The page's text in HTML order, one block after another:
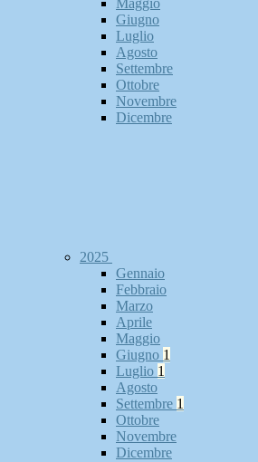
Maggio
Giugno
Luglio
Agosto
Settembre
Ottobre
Novembre
Dicembre
2025
Gennaio
Febbraio
Marzo
Aprile
Maggio
Giugno 1
Luglio 1
Agosto
Settembre 1
Ottobre
Novembre
Dicembre